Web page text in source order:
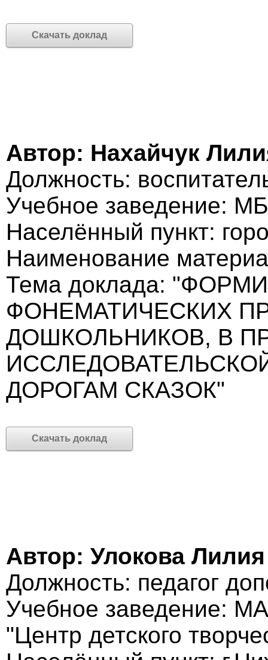
Скачать доклад
Автор: Нахайчук
Должность:
Учебное заведение:
Населённый пункт:
Наименование
Тема доклада:
ФОНЕМАТИЧЕСКИХ
ДОШКОЛЬНИКОВ, В
ДОРОГАМ СКАЗОК"
Скачать доклад
Автор: Улокова
Должность: педагог
Учебное заведение:
"Центр детского